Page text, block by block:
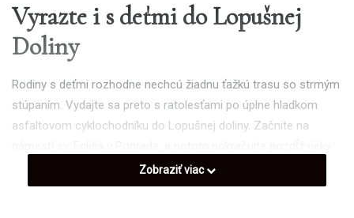
Vyrazte i s deťmi do Lopušnej
Doliny
Rodiny s deťmi rozhodne nechcú žiadnu ťažkú trasu so strmým
stúpaním. Vydajte sa preto s ratolesťami po úplne hladkom
asfaltovom cyklochodníku do Lopušnej doliny. Začnite na
Poprad do neďalekého Svitu, odkiaľ vedie novo
zrekonštruovaný chodník až do Lopušnej doliny. Po ceste
Zobraziť viac